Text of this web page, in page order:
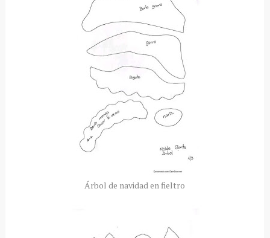
Árbol de navidad en fieltro